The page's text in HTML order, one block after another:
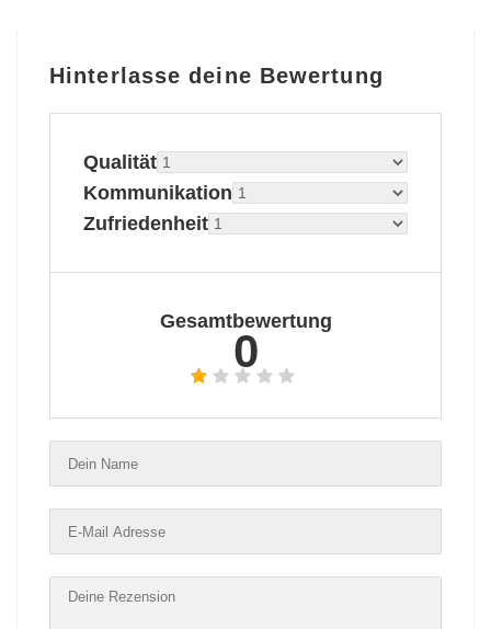
Hinterlasse deine Bewertung
Qualität
Kommunikation
Zufriedenheit
Gesamtbewertung
0